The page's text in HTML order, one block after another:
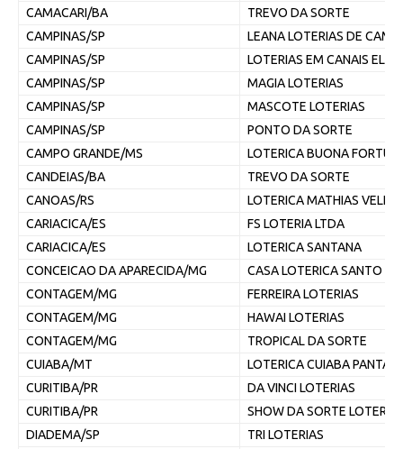
CAMACARI/BA
TREVO DA SORTE
CAMPINAS/SP
LEANA LOTERIAS DE
CAMPINAS/SP
LOTERIAS EM CANAIS
CAMPINAS/SP
MAGIA LOTERIAS
CAMPINAS/SP
MASCOTE LOTERIAS
CAMPINAS/SP
PONTO DA SORTE
CAMPO GRANDE/MS
LOTERICA BUONA
CANDEIAS/BA
TREVO DA SORTE
CANOAS/RS
LOTERICA MATHIAS VELHO
CARIACICA/ES
FS LOTERIA LTDA
CARIACICA/ES
LOTERICA SANTANA
CONCEICAO DA APARECIDA/MG
CASA LOTERICA SANTO
CONTAGEM/MG
FERREIRA LOTERIAS
CONTAGEM/MG
HAWAI LOTERIAS
CONTAGEM/MG
TROPICAL DA SORTE
CUIABA/MT
LOTERICA CUIABA
CURITIBA/PR
DA VINCI LOTERIAS
CURITIBA/PR
SHOW DA SORTE
DIADEMA/SP
TRI LOTERIAS